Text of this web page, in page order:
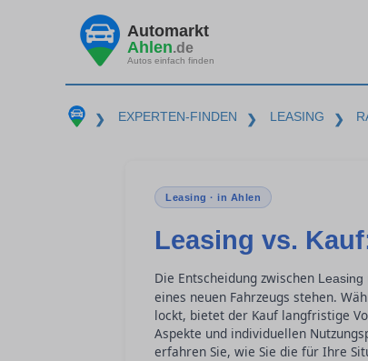
Automarkt
Ahlen.de
Autos einfach finden
❯ EXPERTEN-FINDEN ❯ LEASING ❯
Leasing · in Ahlen
Leasing vs.
Die Entscheidung zwischen Leasing
eines neuen Fahrzeugs stehen.
lockt, bietet der Kauf langfristige
Aspekte und individuellen
erfahren Sie, wie Sie die für Ihre